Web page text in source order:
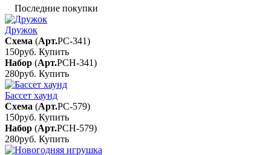
Последние покупки
Дружок
Схема (Арт.РС-341)
150руб. Купить
Набор (Арт.РСН-341)
280руб. Купить
Бассет хаунд
Схема (Арт.РС-579)
150руб. Купить
Набор (Арт.РСН-579)
280руб. Купить